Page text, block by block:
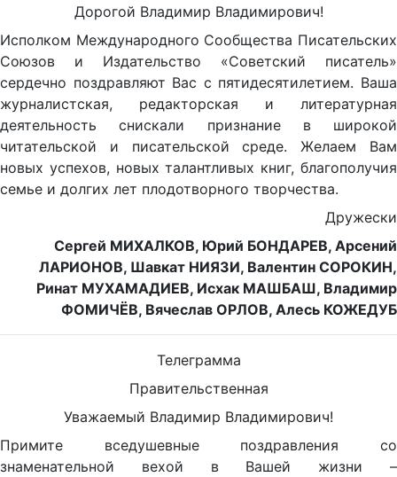
Дорогой Владимир Владимирович!
Исполком Международного Сообщества Писательских
Союзов и Издательство «Советский писатель»
сердечно поздравляют Вас с пятидесятилетием. Ваша
журналистская, редакторская и литературная
деятельность снискали признание в широкой
читательской и писательской среде. Желаем Вам
новых успехов, новых талантливых книг, благополучия
семье и долгих лет плодотворного творчества.
Дружески
Сергей МИХАЛКОВ, Юрий БОНДАРЕВ, Арсений
ЛАРИОНОВ, Шавкат НИЯЗИ, Валентин СОРОКИН,
Ринат МУХАМАДИЕВ, Исхак МАШБАШ, Владимир
ФОМИЧЁВ, Вячеслав ОРЛОВ, Алесь КОЖЕДУБ
Телеграмма
Правительственная
Уважаемый Владимир Владимирович!
Примите вседушевные поздравления со
знаменательной вехой в Вашей жизни –